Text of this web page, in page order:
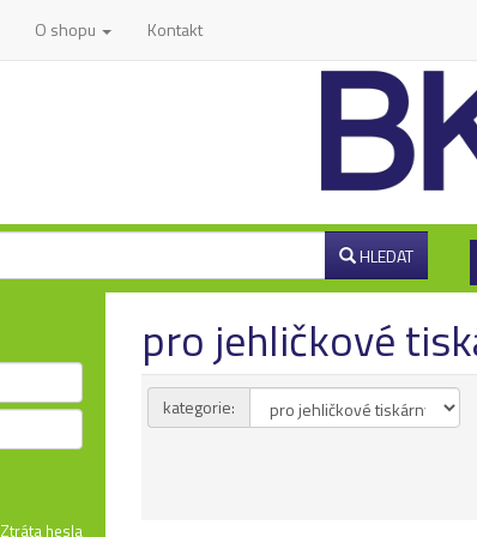
O shopu Kontakt
HLEDAT
Ztráta hesla
pro jehličkové
kategorie: